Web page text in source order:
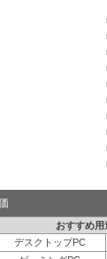
おすすめ用
デスクトップPC